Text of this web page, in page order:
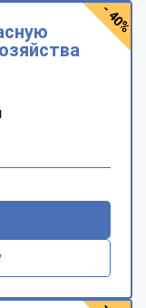
- 40%